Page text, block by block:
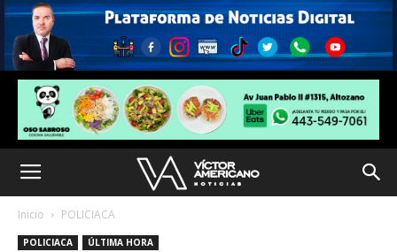
Inicio POLICIACA
POLICIACA ÚLTIMA HORA